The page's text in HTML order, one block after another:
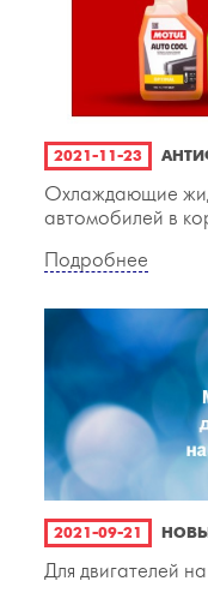
2021-11-23
Охлаждающие
автомобилей в
Подробнее
2021-09-21
Для двигателей